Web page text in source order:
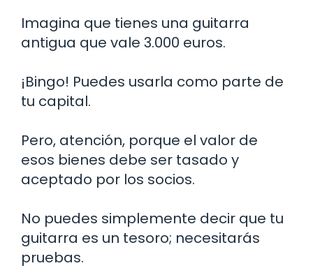
Imagina que tienes una guitarra
antigua que vale 3.000 euros.
¡Bingo! Puedes usarla como parte de
tu capital.
Pero, atención, porque el valor de
esos bienes debe ser tasado y
aceptado por los socios.
No puedes simplemente decir que tu
guitarra es un tesoro; necesitarás
pruebas.